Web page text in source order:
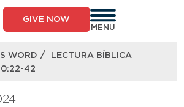
GIVE NOW
MENU
WORD /
LECTURA BÍBLICA
42